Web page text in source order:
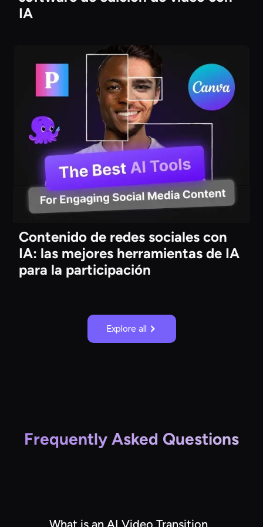
IA
Contenido de redes sociales con
IA: las mejores herramientas de IA
para la participación
Explore all
Frequently Asked Questions
What is an AI Video Transition